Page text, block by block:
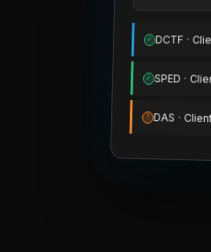
✓ DCTF ·
✓ SPED ·
! DAS ·